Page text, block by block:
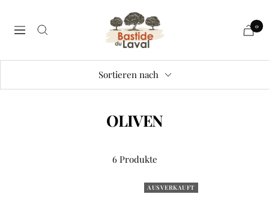
InhaltNavigation
Bastide
du
Laval
0
Sortieren nach
OLIVEN
6 Produkte
AUSVERKAUFT